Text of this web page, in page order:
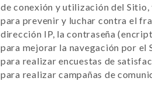
de conexión y utilización del
para prevenir y luchar contra el
dirección IP, la contraseña
para mejorar la navegación por
para realizar encuestas de
para realizar campañas de